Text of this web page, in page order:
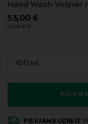
Hand Wash Vetyver
Original Price
53,00 €
117,78 €/1l
PIEEJAMS UZREIZ